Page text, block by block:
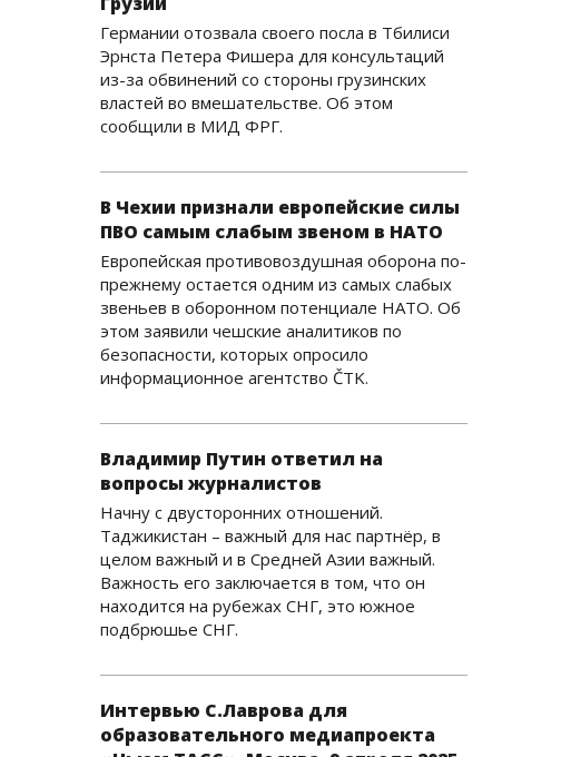
Германии отозвала своего посла в Тбилиси
Эрнста Петера Фишера для консультаций
из-за обвинений со стороны грузинских
властей во вмешательстве. Об этом
сообщили в МИД ФРГ.
В Чехии признали европейские силы
ПВО самым слабым звеном в НАТО
Европейская противовоздушная оборона по-
прежнему остается одним из самых слабых
звеньев в оборонном потенциале НАТО. Об
этом заявили чешские аналитиков по
безопасности, которых опросило
информационное агентство ČTK.
Владимир Путин ответил на
вопросы журналистов
Начну с двусторонних отношений.
Таджикистан – важный для нас партнёр, в
целом важный и в Средней Азии важный.
Важность его заключается в том, что он
находится на рубежах СНГ, это южное
подбрюшье СНГ.
Интервью С.Лаврова для
образовательного медиапроекта